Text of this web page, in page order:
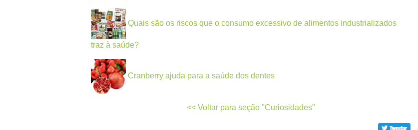
Quais são os riscos que o consumo excessivo de alimentos industrializados
traz à saúde?
Cranberry ajuda para a saúde dos dentes
<< Voltar para seção "Curiosidades"